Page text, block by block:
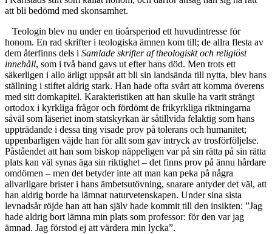
att bli bedömd med skonsamhet.
Teologin blev nu under en tioårsperiod ett huvudintresse för
honom. En rad skrifter i teologiska ämnen kom till; de allra flesta av
dem återfinns dels i Samlade skrifter af theologiskt och religiöst
innehåll, som i två band gavs ut efter hans död. Men trots ett
säkerligen i allo ärligt uppsåt att bli sin landsända till nytta, blev hans
ställning i stiftet aldrig stark. Han hade ofta svårt att komma överens
med sitt domkapitel. Karakteristiken att han skulle ha varit strängt
ortodox i kyrkliga frågor och fördömt de frikyrkliga riktningarna
såväl som läseriet inom statskyrkan är såtillvida felaktig som hans
uppträdande i dessa ting visade prov på tolerans och humanitet;
uppenbarligen väjde han för allt som gav intryck av trosförföljelse.
Påståendet att han som biskop näppeligen var på sin rätta på sin rätta
plats kan väl synas äga sin riktighet – det finns prov på ännu hårdare
omdömen – men det betyder inte att man kan peka på några
allvarligare brister i hans ämbetsutövning, snarare antyder det väl, att
han aldrig borde ha lämnat naturvetenskapen. Under sina sista
levnadsår röjde han att han själv hade kommit till den insikten: ”Jag
hade aldrig bort lämna min plats som professor: för den var jag
ämnad. Jag förstod ej att värdera min lycka”.